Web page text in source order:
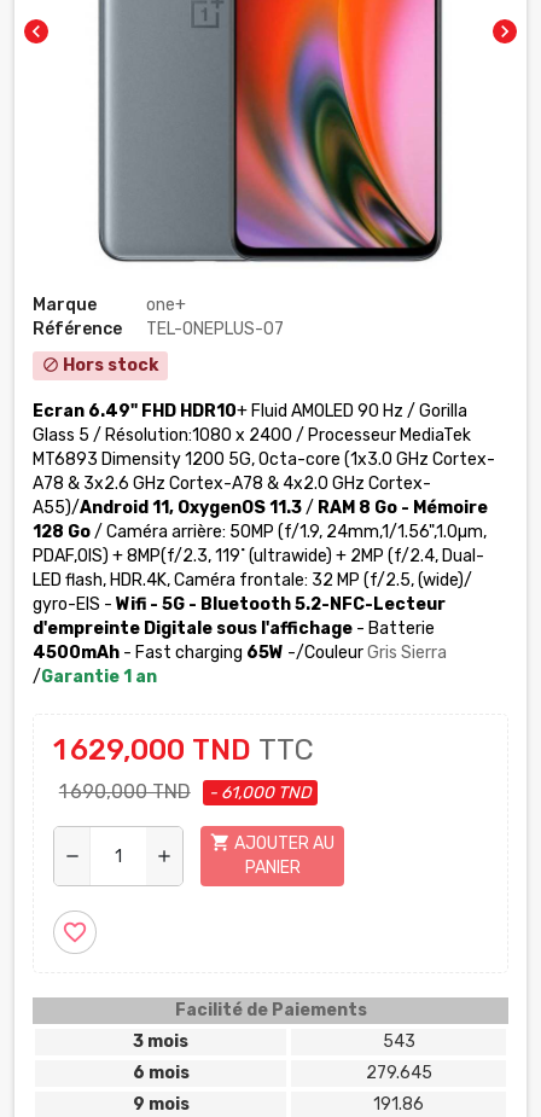
chevron_left chevron_right
Marque
one+
Référence
TEL-ONEPLUS-07
block Hors stock
Ecran 6.49" FHD HDR10+ Fluid AMOLED 90 Hz / Gorilla
Glass 5 / Résolution:1080 x 2400 / Processeur MediaTek
MT6893 Dimensity 1200 5G, Octa-core (1x3.0 GHz Cortex-
A78 & 3x2.6 GHz Cortex-A78 & 4x2.0 GHz Cortex-
A55)/Android 11, OxygenOS 11.3/ RAM 8 Go - Mémoire
128 Go/ Caméra arrière: 50MP (f/1.9, 24mm,1/1.56",1.0µm,
PDAF,OIS) + 8MP(f/2.3, 119˚ (ultrawide) + 2MP (f/2.4, Dual-
LED flash, HDR.4K, Caméra frontale: 32 MP (f/2.5, (wide)/
gyro-EIS - Wifi - 5G - Bluetooth 5.2-NFC-Lecteur
d'empreinte Digitale sous l'affichage - Batterie
4500mAh - Fast charging 65W -/CouleurGris Sierra
/Garantie 1 an
1 629,000 TND TTC
1 690,000 TND - 61,000 TND
remove add
shopping_cart AJOUTER AU
PANIER
favorite_border
Facilité de Paiements
3 mois
543
6 mois
279.645
9 mois
191.86